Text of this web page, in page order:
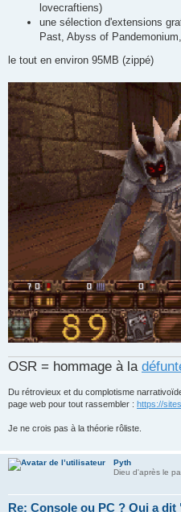
lovecraftiens)
une sélection d'extensions
Past, Abyss of
le tout en environ 95MB (zippé)
OSR = hommage à la
Du rétrovieux et du complotisme
page web pour tout rassembler : https://
Je ne crois pas à la théorie rôliste.
Pyth
Dieu d'après le
Re: Console ou PC ? Qui a